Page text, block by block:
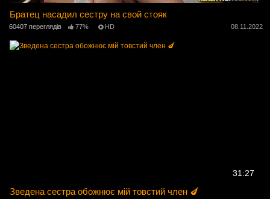
Братец насадил сестру на свой стояк
60407 переглядів 77% HD 08.11.2022
31:27
Зведена сестра обожнює мій товстий член 🍆